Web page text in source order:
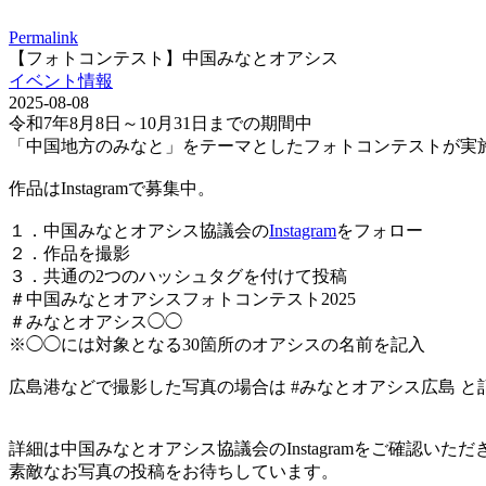
Permalink
【フォトコンテスト】中国みなとオアシス
イベント情報
2025-08-08
令和7年8月8日～10月31日までの期間中
「中国地方のみなと」をテーマとしたフォトコンテストが実
作品はInstagramで募集中。
１．中国みなとオアシス協議会のInstagramをフォロー
２．作品を撮影
３．共通の2つのハッシュタグを付けて投稿
＃中国みなとオアシスフォトコンテスト2025
＃みなとオアシス◯◯
※◯◯には対象となる30箇所のオアシスの名前を記入
広島港などで撮影した写真の場合は #みなとオアシス広島 と
詳細は中国みなとオアシス協議会のInstagramをご確認いただ
素敵なお写真の投稿をお待ちしています。